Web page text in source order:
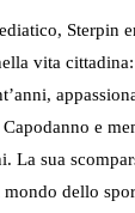
Sterpin
vita
e
La sua
dello